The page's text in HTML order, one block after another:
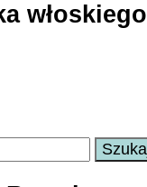
włoskiego